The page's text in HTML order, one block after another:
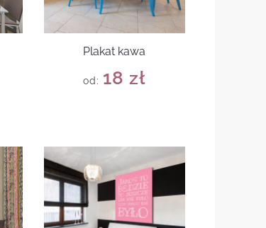
Plakat kawa
od: 18zł